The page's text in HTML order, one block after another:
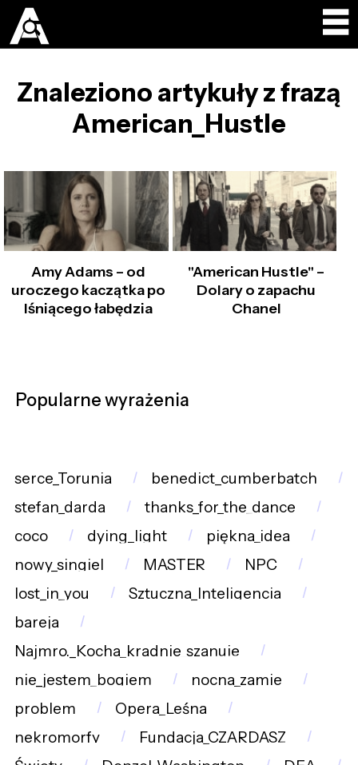
Znaleziono artykuły z frazą
American_Hustle
Amy Adams – od
uroczego kaczątka po
lśniącego łabędzia
"American Hustle" –
Dolary o zapachu
Chanel
Popularne wyrażenia
serce_Torunia
benedict_cumberbatch
stefan_darda
thanks_for_the_dance
coco
dying_light
piękna_idea
nowy_singiel
MASTER
NPC
lost_in_you
Sztuczna_Inteligencja
bareja
Najmro._Kocha_kradnie_szanuje
nie_jestem_bogiem
nocna_zamie
problem
Opera_Leśna
nekromorfy
Fundacja_CZARDASZ